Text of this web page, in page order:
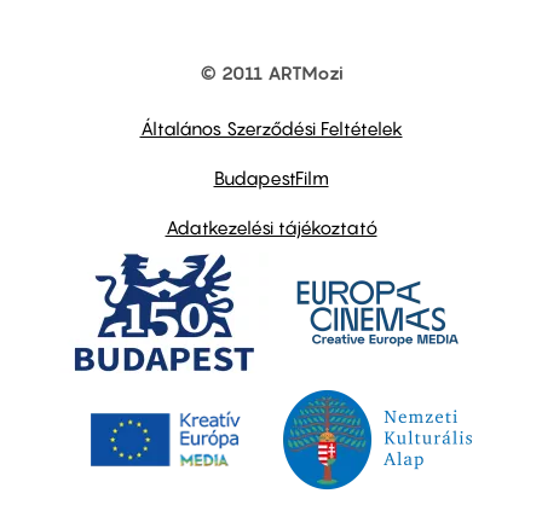
© 2011 ARTMozi
Általános Szerződési Feltételek
BudapestFilm
Adatkezelési tájékoztató